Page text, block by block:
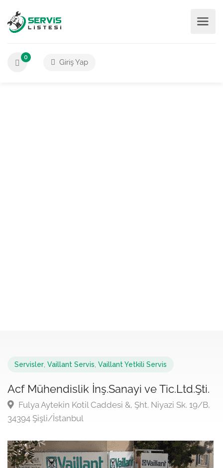
0
Giriş Yap
Servisler Vaillant Servis Vaillant Yetkili Servis
Acf Mühendislik İnş.Sanayi ve Tic.Ltd.Şti.
Fulya Aytekin Kotil Caddesi &, Şht. Niyazi Sk. 19/B,
34394 Şişli/İstanbul